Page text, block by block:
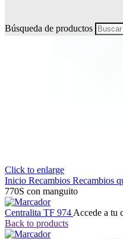
Búsqueda de productos
Click to enlarge
Inicio Recambios Recambios
770S con manguito
Centralita TF 974 Accede a tu
Back to products